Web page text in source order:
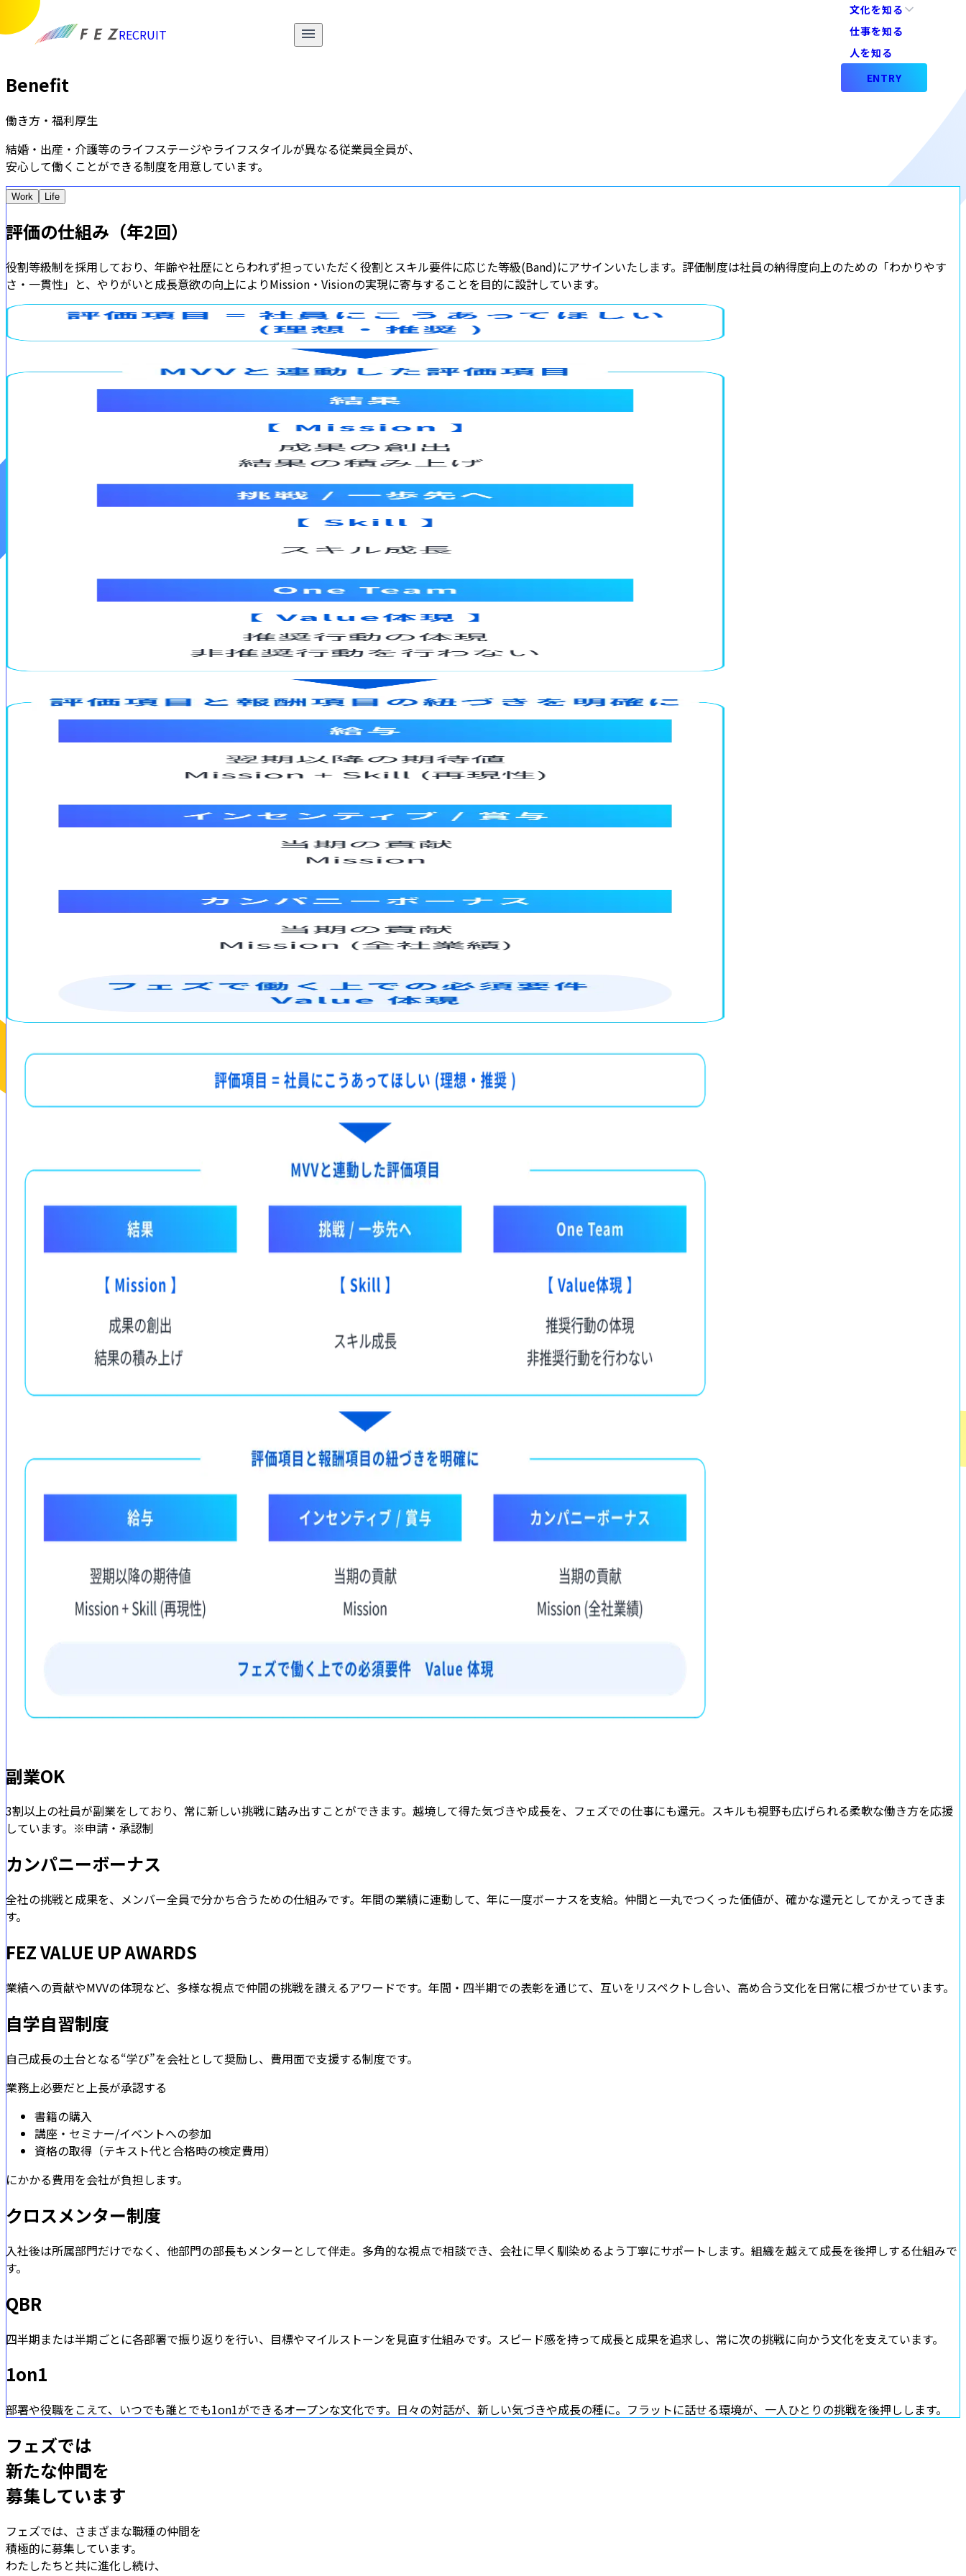
RECRUIT
文化を知る
仕事を知る
人を知る
ENTRY
Benefit
働き方・福利厚生
結婚・出産・介護等のライフステージやライフスタイルが異なる従業員全員が、
安心して働くことができる制度を用意しています。
Work Life
評価の仕組み（年2回）
役割等級制を採用しており、年齢や社歴にとらわれず担っていただく役割とスキル要件に応じた等級(Band)にアサインいたします。評価制度は社員の納得度向上のための「わかりやす
さ・一貫性」と、やりがいと成長意欲の向上によりMission・Visionの実現に寄与することを目的に設計しています。
副業OK
3割以上の社員が副業をしており、常に新しい挑戦に踏み出すことができます。越境して得た気づきや成長を、フェズでの仕事にも還元。スキルも視野も広げられる柔軟な働き方を応援
しています。※申請・承認制
カンパニーボーナス
全社の挑戦と成果を、メンバー全員で分かち合うための仕組みです。年間の業績に連動して、年に一度ボーナスを支給。仲間と一丸でつくった価値が、確かな還元としてかえってきま
す。
FEZ VALUE UP AWARDS
業績への貢献やMVVの体現など、多様な視点で仲間の挑戦を讃えるアワードです。年間・四半期での表彰を通じて、互いをリスペクトし合い、高め合う文化を日常に根づかせています。
自学自習制度
自己成長の土台となる“学び”を会社として奨励し、費用面で支援する制度です。
業務上必要だと上長が承認する
書籍の購入
講座・セミナー/イベントへの参加
資格の取得（テキスト代と合格時の検定費用）
にかかる費用を会社が負担します。
クロスメンター制度
入社後は所属部門だけでなく、他部門の部長もメンターとして伴走。多角的な視点で相談でき、会社に早く馴染めるよう丁寧にサポートします。組織を越えて成長を後押しする仕組みで
す。
QBR
四半期または半期ごとに各部署で振り返りを行い、目標やマイルストーンを見直す仕組みです。スピード感を持って成長と成果を追求し、常に次の挑戦に向かう文化を支えています。
1on1
部署や役職をこえて、いつでも誰とでも1on1ができるオープンな文化です。日々の対話が、新しい気づきや成長の種に。フラットに話せる環境が、一人ひとりの挑戦を後押しします。
フェズでは
新たな仲間を
募集しています
フェズでは、さまざまな職種の仲間を
積極的に募集しています。
わたしたちと共に進化し続け、